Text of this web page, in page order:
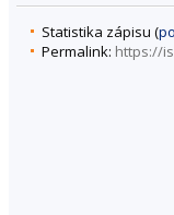
Statistika zápisu (
Permalink: https://